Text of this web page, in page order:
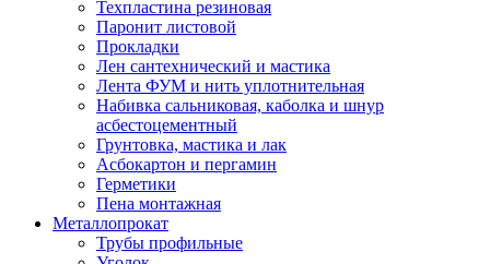
Техпластина резиновая
Паронит листовой
Прокладки
Лен сантехнический и мастика
Лента ФУМ и нить уплотнительная
Набивка сальниковая, каболка и шнур
асбестоцементный
Грунтовка, мастика и лак
Асбокартон и пергамин
Герметики
Пена монтажная
Металлопрокат
Трубы профильные